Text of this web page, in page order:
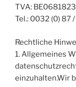
TVA:
Tel.: 0032 (0) 87
Rechtliche
1. Allgemeines
einzuhalten.Wir